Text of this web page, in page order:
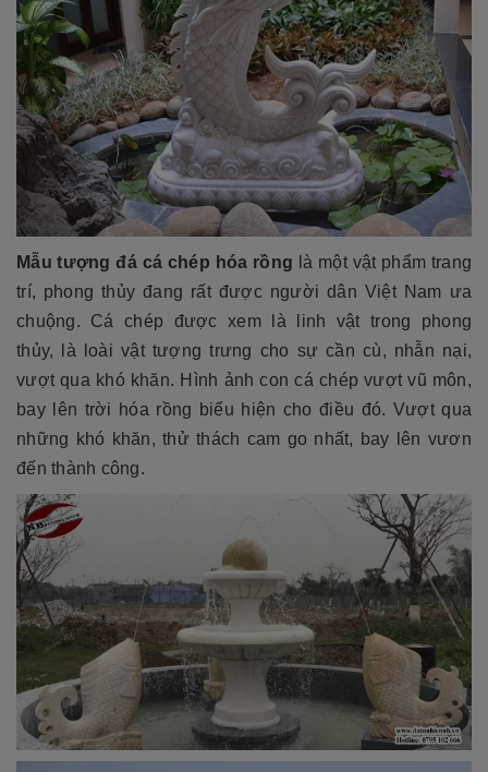
Mẫu tượng đá cá chép hóa rồng là một vật phẩm trang
trí, phong thủy đang rất được người dân Việt Nam ưa
chuộng. Cá chép được xem là linh vật trong phong
thủy, là loài vật tượng trưng cho sự cần cù, nhẫn nại,
vượt qua khó khăn. Hình ảnh con cá chép vượt vũ môn,
bay lên trời hóa rồng biểu hiện cho điều đó. Vượt qua
những khó khăn, thử thách cam go nhất, bay lên vươn
đến thành công.